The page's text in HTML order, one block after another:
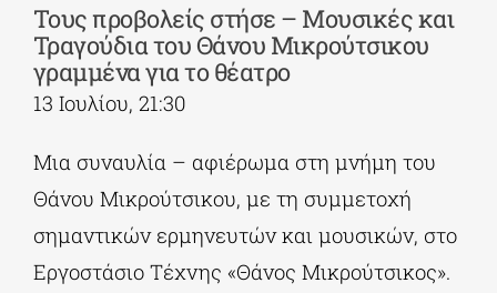
Τους προβολείς στήσε – Μουσικές και
Τραγούδια του Θάνου Μικρούτσικου
γραμμένα για το θέατρο
13 Ιουλίου, 21:30
Μια συναυλία – αφιέρωμα στη μνήμη του
Θάνου Μικρούτσικου, με τη συμμετοχή
σημαντικών ερμηνευτών και μουσικών, στο
Εργοστάσιο Τέχνης «Θάνος Μικρούτσικος».